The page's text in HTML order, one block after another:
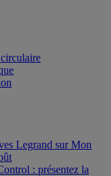
Legrand sur Mon
: présentez la